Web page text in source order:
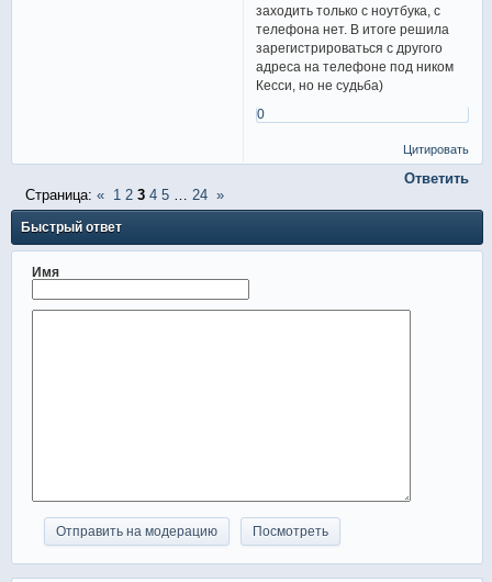
заходить только с ноутбука, с
телефона нет. В итоге решила
зарегистрироваться с другого
адреса на телефоне под ником
Кесси, но не судьба)
0
Цитировать
Ответить
Страница: « 1 2 3 4 5 24 »
Быстрый ответ
Имя